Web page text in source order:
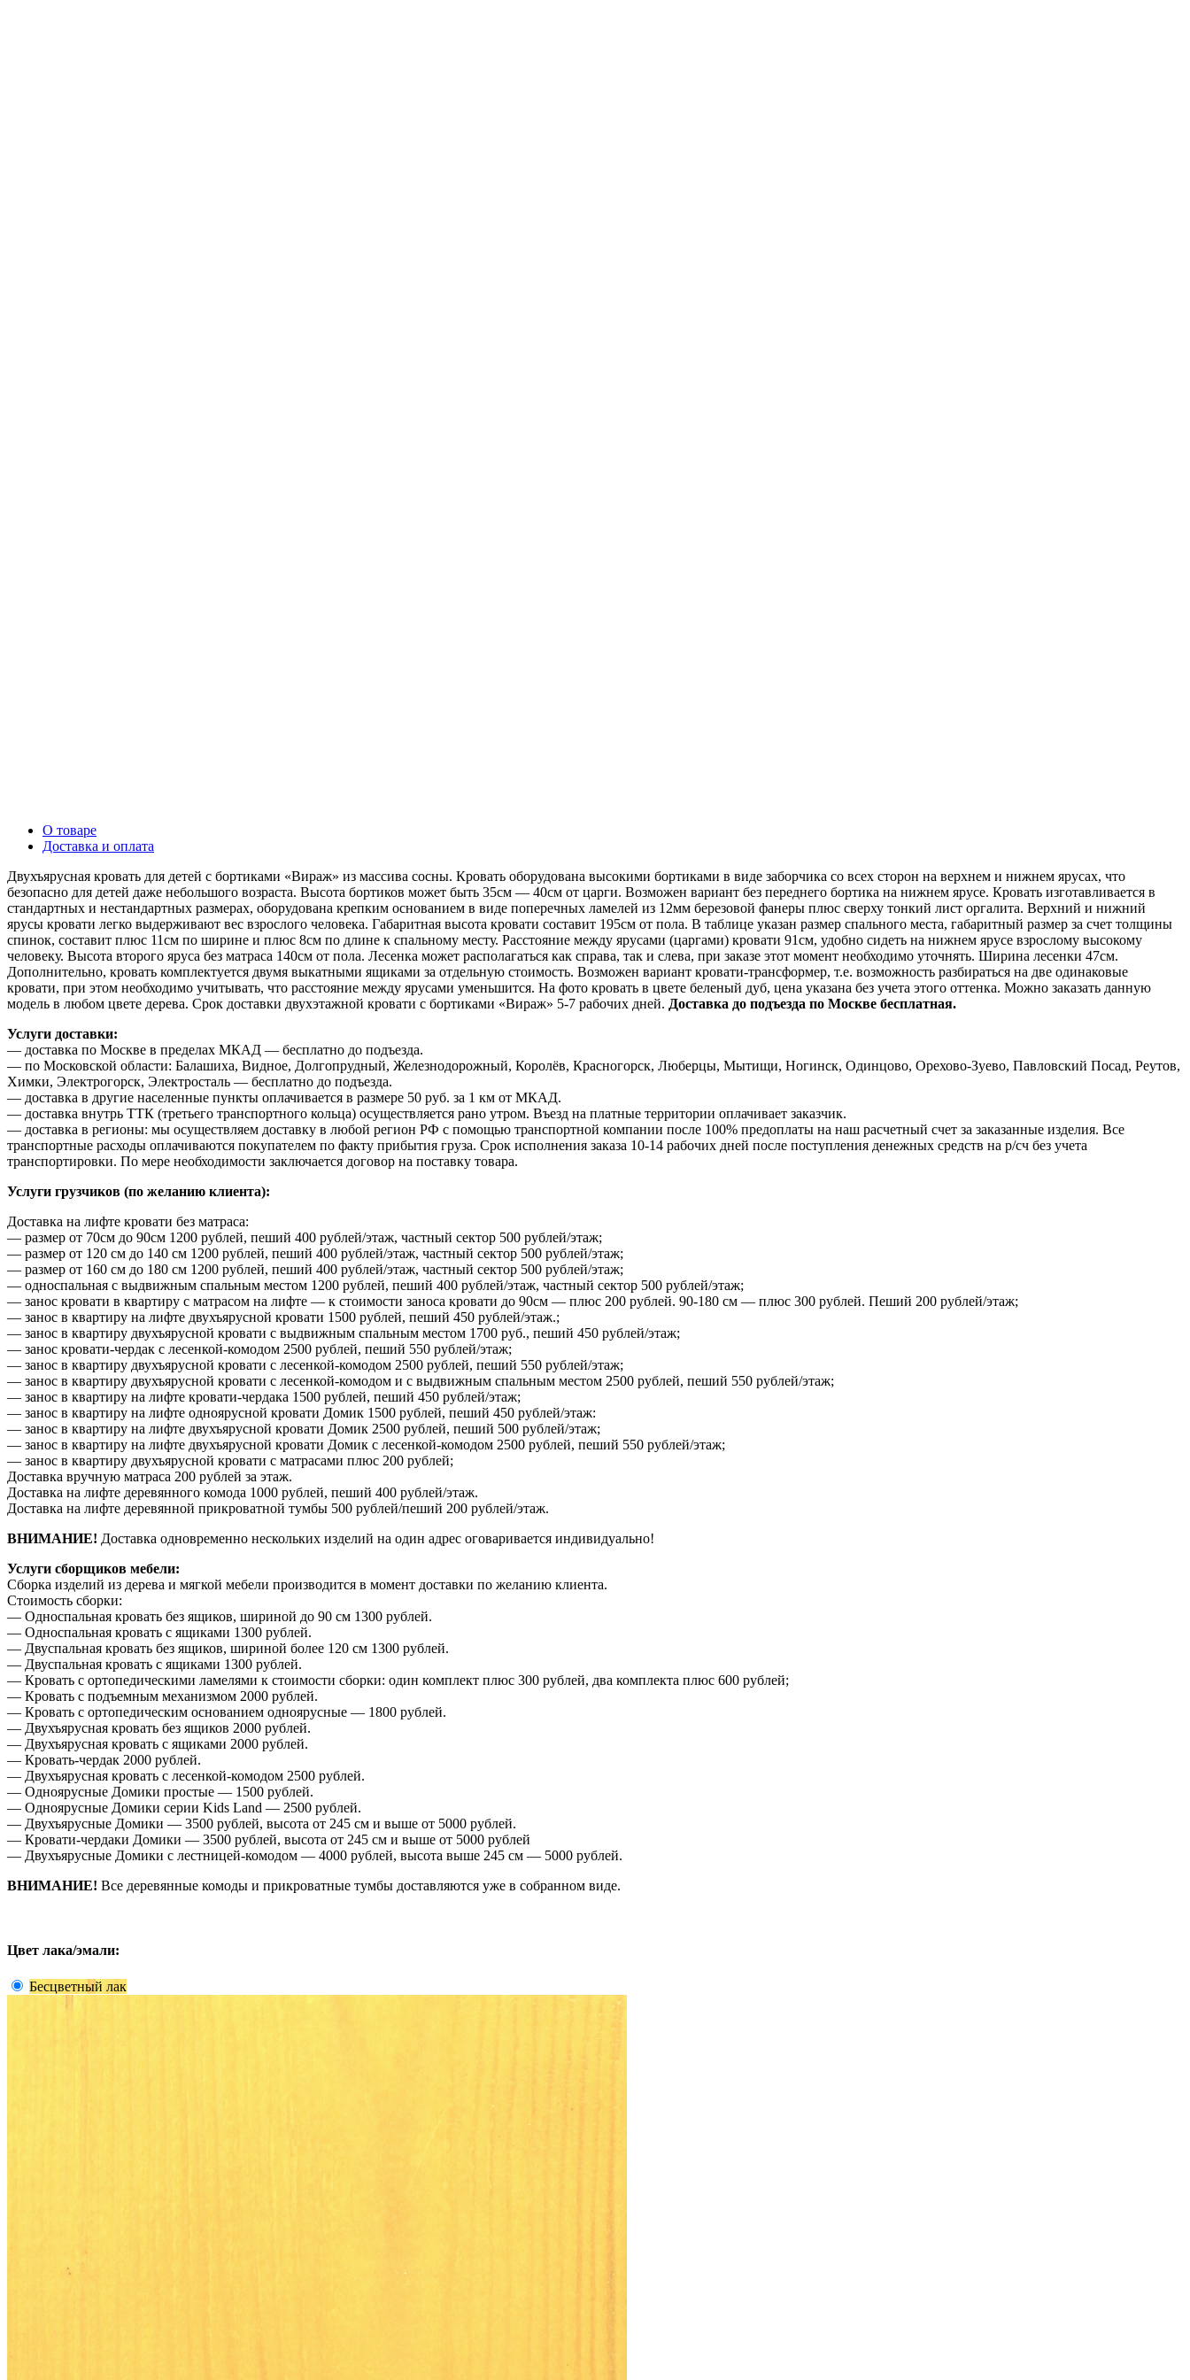
О товаре
Доставка и оплата
Двухъярусная кровать для детей с бортиками «Вираж» из массива сосны. Кровать оборудована высокими бортиками в виде заборчика со всех сторон на верхнем и нижнем ярусах, что
безопасно для детей даже небольшого возраста. Высота бортиков может быть 35см — 40см от царги. Возможен вариант без переднего бортика на нижнем ярусе. Кровать изготавливается в
стандартных и нестандартных размерах, оборудована крепким основанием в виде поперечных ламелей из 12мм березовой фанеры плюс сверху тонкий лист оргалита. Верхний и нижний
ярусы кровати легко выдерживают вес взрослого человека. Габаритная высота кровати составит 195см от пола. В таблице указан размер спального места, габаритный размер за счет толщины
спинок, составит плюс 11см по ширине и плюс 8см по длине к спальному месту. Расстояние между ярусами (царгами) кровати 91см, удобно сидеть на нижнем ярусе взрослому высокому
человеку. Высота второго яруса без матраса 140см от пола. Лесенка может располагаться как справа, так и слева, при заказе этот момент необходимо уточнять. Ширина лесенки 47см.
Дополнительно, кровать комплектуется двумя выкатными ящиками за отдельную стоимость. Возможен вариант кровати-трансформер, т.е. возможность разбираться на две одинаковые
кровати, при этом необходимо учитывать, что расстояние между ярусами уменьшится. На фото кровать в цвете беленый дуб, цена указана без учета этого оттенка. Можно заказать данную
модель в любом цвете дерева. Срок доставки двухэтажной кровати с бортиками «Вираж» 5-7 рабочих дней. Доставка до подъезда по Москве бесплатная.
Услуги доставки:
— доставка по Москве в пределах МКАД — бесплатно до подъезда.
— по Московской области: Балашиха, Видное, Долгопрудный, Железнодорожный, Королёв, Красногорск, Люберцы, Мытищи, Ногинск, Одинцово, Орехово-Зуево, Павловский Посад, Реутов,
Химки, Электрогорск, Электросталь — бесплатно до подъезда.
— доставка в другие населенные пункты оплачивается в размере 50 руб. за 1 км от МКАД.
— доставка внутрь ТТК (третьего транспортного кольца) осуществляется рано утром. Въезд на платные территории оплачивает заказчик.
— доставка в регионы: мы осуществляем доставку в любой регион РФ с помощью транспортной компании после 100% предоплаты на наш расчетный счет за заказанные изделия. Все
транспортные расходы оплачиваются покупателем по факту прибытия груза. Срок исполнения заказа 10-14 рабочих дней после поступления денежных средств на р/сч без учета
транспортировки. По мере необходимости заключается договор на поставку товара.
Услуги грузчиков (по желанию клиента):
Доставка на лифте кровати без матраса:
— размер от 70см до 90см 1200 рублей, пеший 400 рублей/этаж, частный сектор 500 рублей/этаж;
— размер от 120 см до 140 см 1200 рублей, пеший 400 рублей/этаж, частный сектор 500 рублей/этаж;
— размер от 160 см до 180 см 1200 рублей, пеший 400 рублей/этаж, частный сектор 500 рублей/этаж;
— односпальная с выдвижным спальным местом 1200 рублей, пеший 400 рублей/этаж, частный сектор 500 рублей/этаж;
— занос кровати в квартиру с матрасом на лифте — к стоимости заноса кровати до 90см — плюс 200 рублей. 90-180 см — плюс 300 рублей. Пеший 200 рублей/этаж;
— занос в квартиру на лифте двухъярусной кровати 1500 рублей, пеший 450 рублей/этаж.;
— занос в квартиру двухъярусной кровати с выдвижным спальным местом 1700 руб., пеший 450 рублей/этаж;
— занос кровати-чердак с лесенкой-комодом 2500 рублей, пеший 550 рублей/этаж;
— занос в квартиру двухъярусной кровати с лесенкой-комодом 2500 рублей, пеший 550 рублей/этаж;
— занос в квартиру двухъярусной кровати с лесенкой-комодом и с выдвижным спальным местом 2500 рублей, пеший 550 рублей/этаж;
— занос в квартиру на лифте кровати-чердака 1500 рублей, пеший 450 рублей/этаж;
— занос в квартиру на лифте одноярусной кровати Домик 1500 рублей, пеший 450 рублей/этаж:
— занос в квартиру на лифте двухъярусной кровати Домик 2500 рублей, пеший 500 рублей/этаж;
— занос в квартиру на лифте двухъярусной кровати Домик с лесенкой-комодом 2500 рублей, пеший 550 рублей/этаж;
— занос в квартиру двухъярусной кровати с матрасами плюс 200 рублей;
Доставка вручную матраса 200 рублей за этаж.
Доставка на лифте деревянного комода 1000 рублей, пеший 400 рублей/этаж.
Доставка на лифте деревянной прикроватной тумбы 500 рублей/пеший 200 рублей/этаж.
ВНИМАНИЕ! Доставка одновременно нескольких изделий на один адрес оговаривается индивидуально!
Услуги сборщиков мебели:
Сборка изделий из дерева и мягкой мебели производится в момент доставки по желанию клиента.
Стоимость сборки:
— Односпальная кровать без ящиков, шириной до 90 см 1300 рублей.
— Односпальная кровать с ящиками 1300 рублей.
— Двуспальная кровать без ящиков, шириной более 120 см 1300 рублей.
— Двуспальная кровать с ящиками 1300 рублей.
— Кровать с ортопедическими ламелями к стоимости сборки: один комплект плюс 300 рублей, два комплекта плюс 600 рублей;
— Кровать с подъемным механизмом 2000 рублей.
— Кровать с ортопедическим основанием одноярусные — 1800 рублей.
— Двухъярусная кровать без ящиков 2000 рублей.
— Двухъярусная кровать с ящиками 2000 рублей.
— Кровать-чердак 2000 рублей.
— Двухъярусная кровать с лесенкой-комодом 2500 рублей.
— Одноярусные Домики простые — 1500 рублей.
— Одноярусные Домики серии Kids Land — 2500 рублей.
— Двухъярусные Домики — 3500 рублей, высота от 245 см и выше от 5000 рублей.
— Кровати-чердаки Домики — 3500 рублей, высота от 245 см и выше от 5000 рублей
— Двухъярусные Домики с лестницей-комодом — 4000 рублей, высота выше 245 см — 5000 рублей.
ВНИМАНИЕ! Все деревянные комоды и прикроватные тумбы доставляются уже в собранном виде.
Цвет лака/эмали:
Бесцветный лак